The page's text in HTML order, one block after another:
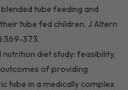
tube feeding and
tube fed children. J Altern
373.
diet study: feasibility,
of providing
tube in a medically complex